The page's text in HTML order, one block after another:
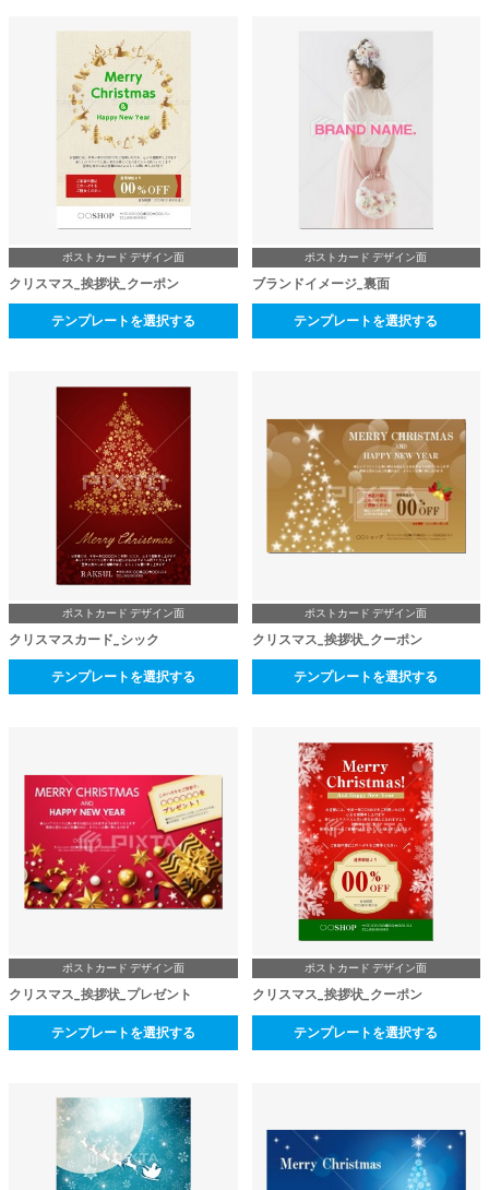
ポストカード デザイン面
クリスマス_挨拶状_クーポン
テンプレートを選択する
ポストカード デザイン面
ブランドイメージ_裏面
テンプレートを選択する
ポストカード デザイン面
クリスマスカード_シック
テンプレートを選択する
ポストカード デザイン面
クリスマス_挨拶状_クーポン
テンプレートを選択する
ポストカード デザイン面
クリスマス_挨拶状_プレゼント
テンプレートを選択する
ポストカード デザイン面
クリスマス_挨拶状_クーポン
テンプレートを選択する